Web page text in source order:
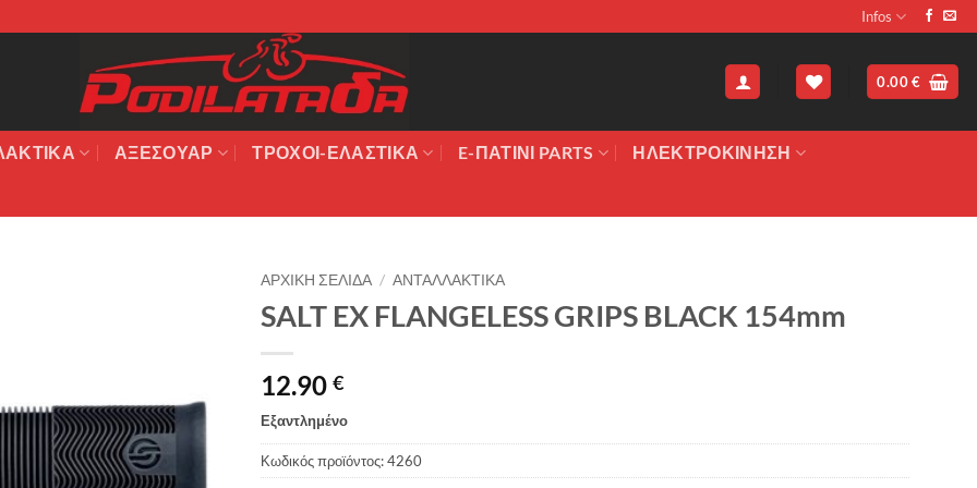
Infos
0.00€
ΑΞΕΣΟΥΆΡ ΤΡΟΧΟΙ-ΕΛΑΣΤΙΚΑ E-ΠΑΤΙΝΙ PARTS ΗΛΕΚΤΡΟΚΙΝΗΣΗ
ΑΡΧΙΚΉ ΣΕΛΊΔΑ / ΑΝΤΑΛΛΑΚΤΙΚΑ
SALT EX FLANGELESS GRIPS BLACK 154mm
12.90 €
Εξαντλημένο
Κωδικός προϊόντος:4260